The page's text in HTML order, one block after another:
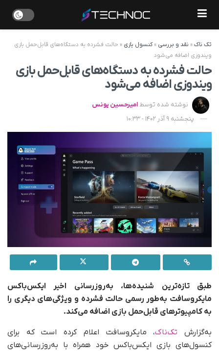
تک ناک» نقد و بررسی »کنسول بازی » حالت فشرده به دستگاه‌های قابل‌حمل بازی
ویندوزی اضافه می‌شود
حالت فشرده به دستگاه‌های قابل‌حمل بازی
ویندوزی اضافه می‌شود
نوشته شده توسط امیرحسین یونس
پنجشنبه 9 آذر 1402 - 10:33
طبق تازه‌ترین شنیده‌ها، به‌روزرسانی اخیر ایکس‌باکس
مایکروسافت به‌طور رسمی حالت فشرده و ویژگی‌های دیگری را
به کامپیوترهای قابل‌حمل بازی اضافه می‌کند.
به‌گزارش تک‌ناک، مایکروسافت اعلام کرده است که برای
کنسول‌های بازی ایکس‌باکس خود همراه با به‌روزرسانی‌های